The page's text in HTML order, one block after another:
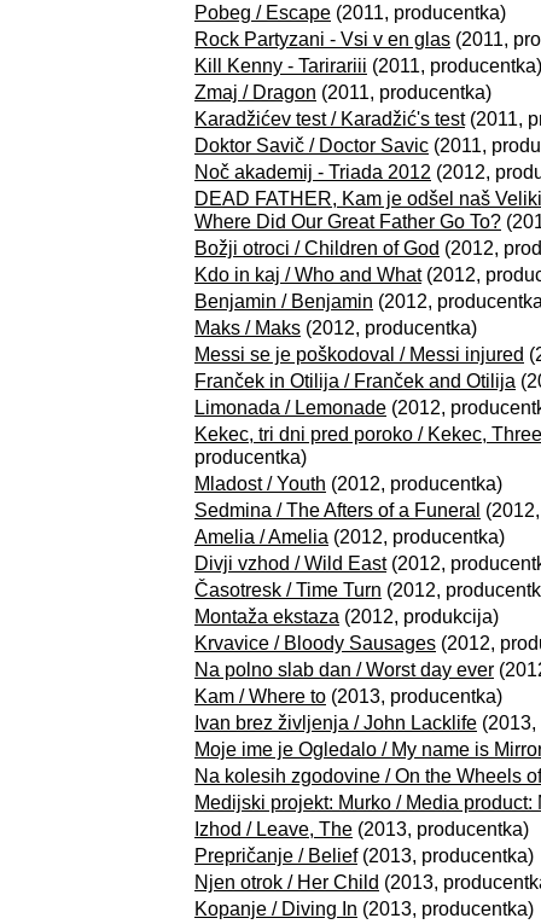
Pobeg / Escape (2011, producentka)
Rock Partyzani - Vsi v en glas (2011,
Kill Kenny - Tarirariii (2011, producentka)
Zmaj / Dragon (2011, producentka)
Karadžićev test / Karadžić's test(2011,
Doktor Savič / Doctor Savic (2011,
Noč akademij - Triada 2012 (2012,
DEAD FATHER, Kam je odšel naš
Where Did Our Great Father Go To?
Božji otroci / Children of God (2012,
Kdo in kaj / Who and What(2012,
Benjamin / Benjamin (2012,
Maks / Maks (2012, producentka)
Messi se je poškodoval / Messi injured
Franček in Otilija / Franček and Otilija
Limonada / Lemonade (2012,
Kekec, tri dni pred poroko / Kekec,
producentka)
Mladost / Youth (2012, producentka)
Sedmina / The Afters of a Funeral
Amelia / Amelia (2012, producentka)
Divji vzhod / Wild East(2012,
Časotresk / Time Turn (2012,
Montaža ekstaza (2012, produkcija)
Krvavice / Bloody Sausages (2012,
Na polno slab dan / Worst day ever
Kam / Where to (2013, producentka)
Ivan brez življenja / John Lacklife
Moje ime je Ogledalo / My name is
Na kolesih zgodovine / On the Wheels
Medijski projekt: Murko / Media product:
Izhod / Leave, The (2013, producentka)
Prepričanje / Belief(2013, producentka)
Njen otrok / Her Child (2013,
Kopanje / Diving In (2013, producentka)